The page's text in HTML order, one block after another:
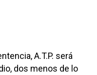
A.T.P. será
dos menos de lo